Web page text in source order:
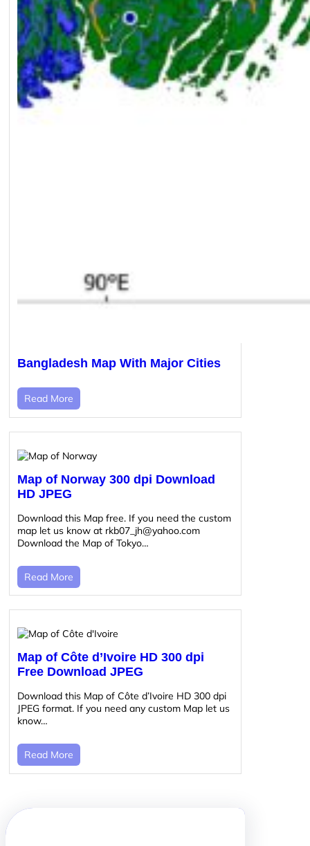
Bangladesh Map With Major Cities
Read More
Map of Norway 300 dpi Download
HD JPEG
Download this Map free. If you need the custom
map let us know at rkb07_jh@yahoo.com
Download the Map of Tokyo…
Read More
Map of Côte d’Ivoire HD 300 dpi
Free Download JPEG
Download this Map of Côte d’Ivoire HD 300 dpi
JPEG format. If you need any custom Map let us
know…
Read More